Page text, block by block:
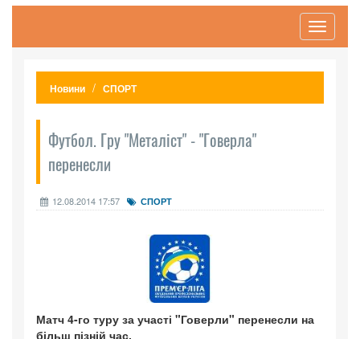
Toggle
Новини СПОРТ
Футбол. Гру "Металіст" - "Говерла"
перенесли
12.08.2014 17:57 СПОРТ
Матч 4-го туру за участі "Говерли" перенесли на
більш пізній час.